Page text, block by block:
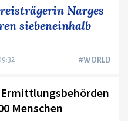
Narges
siebeneinhalb
#WORLD
Ermittlungsbehörden
Menschen